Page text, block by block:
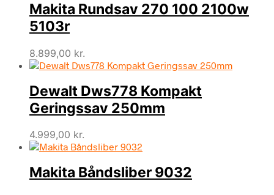
Makita Rundsav 270 100 2100w
5103r
8.899,00 kr.
Dewalt Dws778 Kompakt
Geringssav 250mm
4.999,00 kr.
Makita Båndsliber 9032